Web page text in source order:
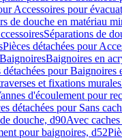
Accessoires pour
de douche en matériau
Séparations de
Pièces détachées pour
BaignoiresBaignoires en
détachées pour Baignoires
et fixations murales
d'écoulement pour
détachées pour Sans
douche, d90Avec
pour baignoires, d52